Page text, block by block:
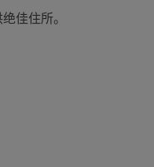
佳住所。